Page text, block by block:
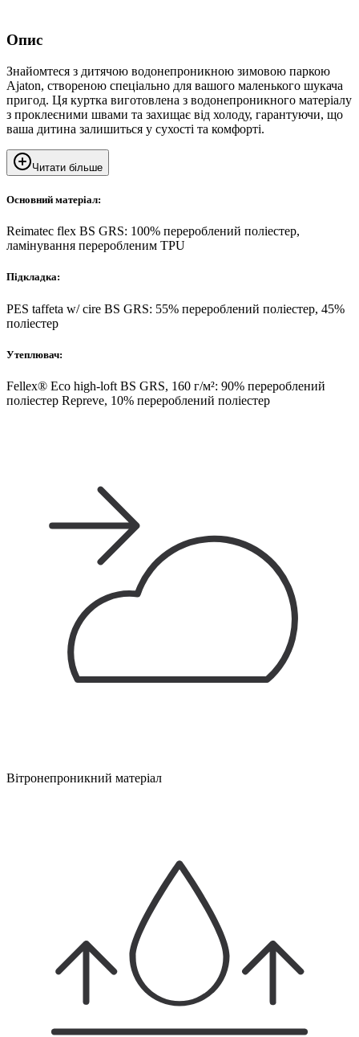
Опис
Знайомтеся з дитячою водонепроникною зимовою паркою
Ajaton, створеною спеціально для вашого маленького шукача
пригод. Ця куртка виготовлена ​​з водонепроникного матеріалу
з проклеєними швами та захищає від холоду, гарантуючи, що
ваша дитина залишиться у сухості та комфорті.
Читати більше
Основний матеріал:
Reimatec flex BS GRS: 100% перероблений поліестер,
ламінування переробленим TPU
Підкладка:
PES taffeta w/ cire BS GRS: 55% перероблений поліестер, 45%
поліестер
Утеплювач:
Fellex® Eco high-loft BS GRS, 160 г/м²: 90% перероблений
поліестер Repreve, 10% перероблений поліестер
Вітронепроникний матеріал